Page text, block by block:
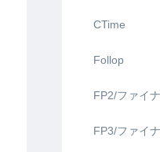
CTime
Follop
FP2/ファイ
FP3/ファイ